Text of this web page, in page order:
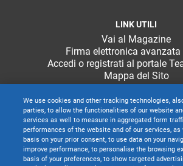
LINK UTILI
Vai al Magazine
Firma elettronica avanzata
Accedi o registrati al portale
Mappa del Sito
We use cookies and other tracking technologies,
parties, to allow the functionalities of our website
services as well to measure in aggregated form
performances of the website and of our services, as
basis on your prior consent, to use data on your
improve performance, to personalise the browsing
basis of your preferences, to show targeted